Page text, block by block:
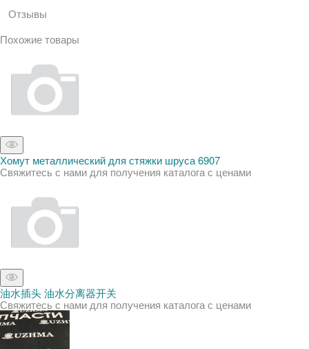
Отзывы
Похожие товары
Хомут металлический для стяжки шруса 6907
Свяжитесь с нами для получения каталога с ценами
油水插头 油水分离器开关
Свяжитесь с нами для получения каталога с ценами